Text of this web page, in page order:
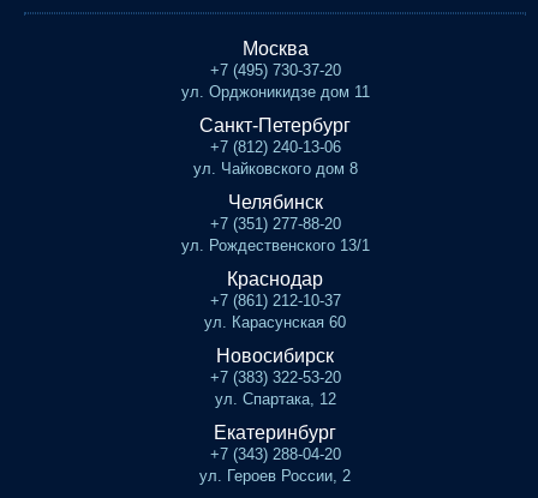
Москва
+7 (495) 730-37-20
ул. Орджоникидзе дом 11
Санкт-Петербург
+7 (812) 240-13-06
ул. Чайковского дом 8
Челябинск
+7 (351) 277-88-20
ул. Рождественского 13/1
Краснодар
+7 (861) 212-10-37
ул. Карасунская 60
Новосибирск
+7 (383) 322-53-20
ул. Спартака, 12
Екатеринбург
+7 (343) 288-04-20
ул. Героев России, 2